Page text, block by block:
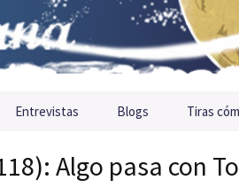
Entrevistas Blogs Tiras
Algo pasa con